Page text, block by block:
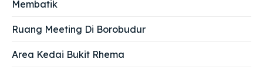
Membatik
Ruang Meeting Di Borobudur
Area Kedai Bukit Rhema